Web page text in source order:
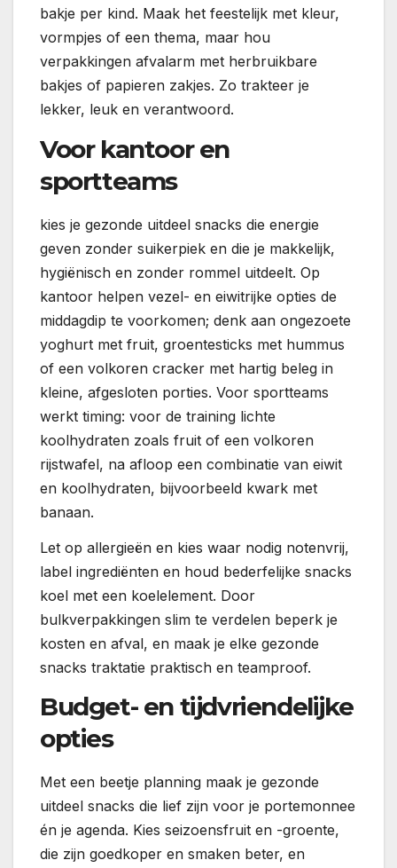
bakje per kind. Maak het feestelijk met kleur,
vormpjes of een thema, maar hou
verpakkingen afvalarm met herbruikbare
bakjes of papieren zakjes. Zo trakteer je
lekker, leuk en verantwoord.
Voor kantoor en
sportteams
kies je gezonde uitdeel snacks die energie
geven zonder suikerpiek en die je makkelijk,
hygiënisch en zonder rommel uitdeelt. Op
kantoor helpen vezel- en eiwitrijke opties de
middagdip te voorkomen; denk aan ongezoete
yoghurt met fruit, groentesticks met hummus
of een volkoren cracker met hartig beleg in
kleine, afgesloten porties. Voor sportteams
werkt timing: voor de training lichte
koolhydraten zoals fruit of een volkoren
rijstwafel, na afloop een combinatie van eiwit
en koolhydraten, bijvoorbeeld kwark met
banaan.
Let op allergieën en kies waar nodig notenvrij,
label ingrediënten en houd bederfelijke snacks
koel met een koelelement. Door
bulkverpakkingen slim te verdelen beperk je
kosten en afval, en maak je elke gezonde
snacks traktatie praktisch en teamproof.
Budget- en tijdvriendelijke
opties
Met een beetje planning maak je gezonde
uitdeel snacks die lief zijn voor je portemonnee
én je agenda. Kies seizoensfruit en -groente,
die zijn goedkoper en smaken beter, en